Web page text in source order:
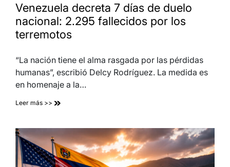
Venezuela decreta 7 días de duelo
nacional: 2.295 fallecidos por los
terremotos
“La nación tiene el alma rasgada por las pérdidas
humanas”, escribió Delcy Rodríguez. La medida es
en homenaje a la…
Leer más >>